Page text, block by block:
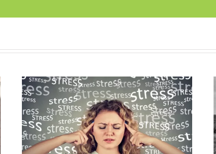
Le temps passe trop vite : pourquoi cette
impression ?